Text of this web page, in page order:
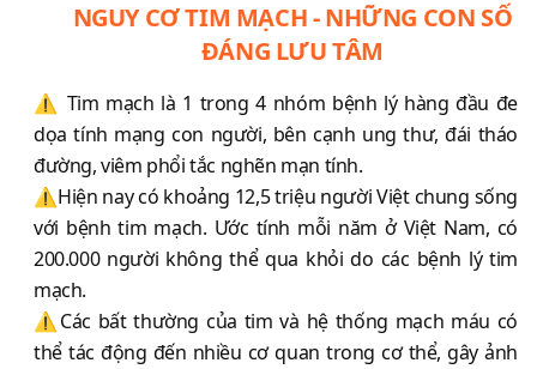
NGUY CƠ TIM MẠCH - NHỮNG CON SỐ
ĐÁNG LƯU TÂM
⚠️ Tim mạch là 1 trong 4 nhóm bệnh lý hàng đầu đe
dọa tính mạng con người, bên cạnh ung thư, đái tháo
đường, viêm phổi tắc nghẽn mạn tính.
⚠️Hiện nay có khoảng 12,5 triệu người Việt chung sống
với bệnh tim mạch. Ước tính mỗi năm ở Việt Nam, có
200.000 người không thể qua khỏi do các bệnh lý tim
mạch.
⚠️Các bất thường của tim và hệ thống mạch máu có
thể tác động đến nhiều cơ quan trong cơ thể, gây ảnh